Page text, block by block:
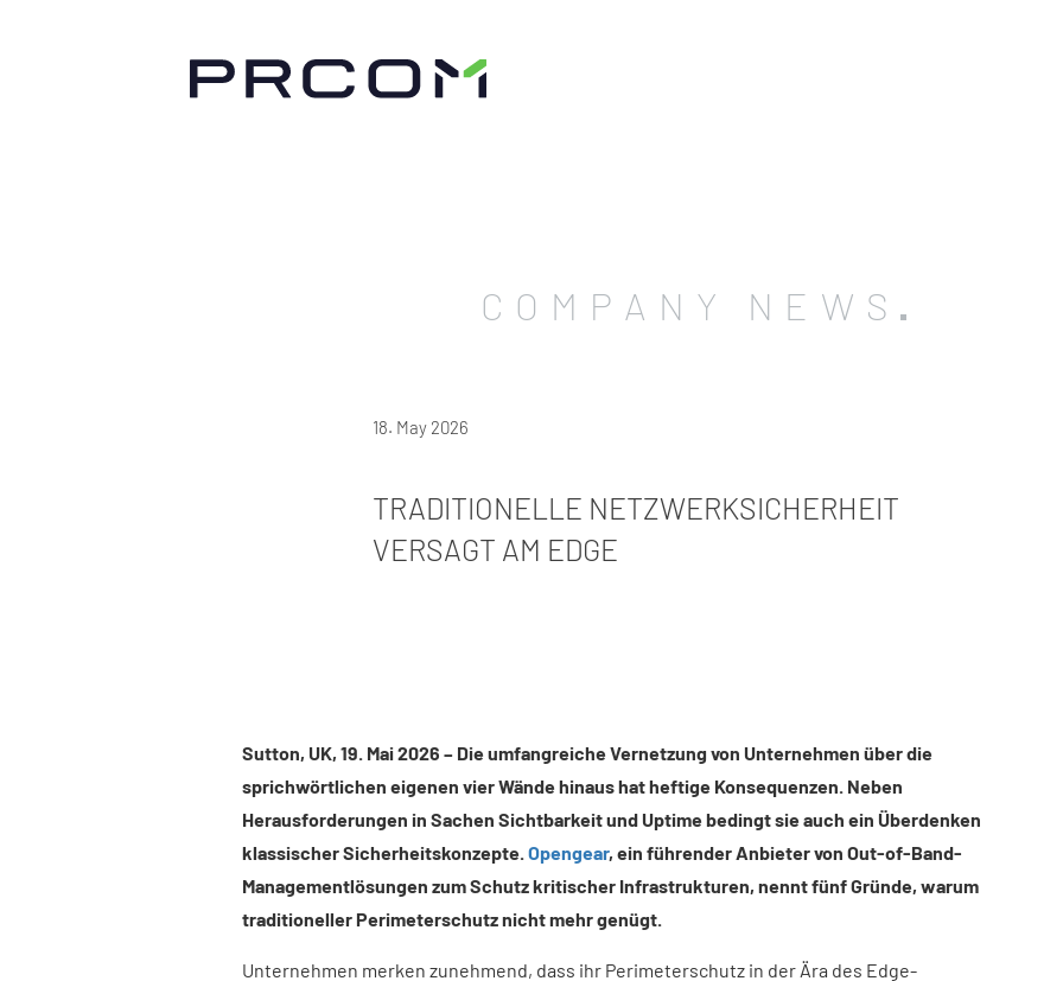
COMPANY NEWS
18. May 2026
TRADITIONELLE NETZWERKSICHERHEIT
VERSAGT AM EDGE
Sutton, UK, 19. Mai 2026 – Die umfangreiche Vernetzung von Unternehmen über die
sprichwörtlichen eigenen vier Wände hinaus hat heftige Konsequenzen. Neben
Herausforderungen in Sachen Sichtbarkeit und Uptime bedingt sie auch ein Überdenken
klassischer Sicherheitskonzepte.Opengear, ein führenderAnbieter von Out-of-Band-
Managementlösungen zum Schutz kritischer Infrastrukturen, nennt fünf Gründe, warum
traditioneller Perimeterschutz nicht mehr genügt.
Unternehmen merken zunehmend, dass ihr Perimeterschutz in der Ära des Edge-